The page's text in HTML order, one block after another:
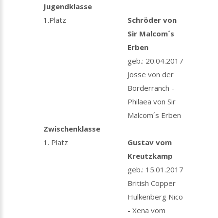
Jugendklasse
1.Platz
Schröder von
Sir Malcom´s
Erben
geb.: 20.04.2017
Josse von der
Borderranch -
Philaea von Sir
Malcom´s Erben
Zwischenklasse
1. Platz
Gustav vom
Kreutzkamp
geb.: 15.01.2017
British Copper
Hulkenberg Nico
- Xena vom